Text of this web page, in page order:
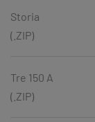
Storia
(.ZIP)
Tre 150 A
(.ZIP)